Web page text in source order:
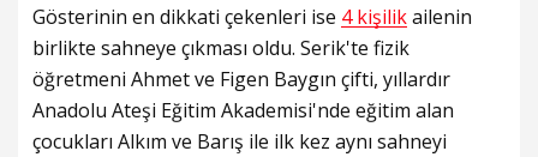
Gösterinin en dikkati çekenleri ise 4 kişilikailenin
birlikte sahneye çıkması oldu. Serik'te fizik
öğretmeni Ahmet ve Figen Baygın çifti, yıllardır
Anadolu Ateşi Eğitim Akademisi'nde eğitim alan
çocukları Alkım ve Barış ile ilk kez aynı sahneyi